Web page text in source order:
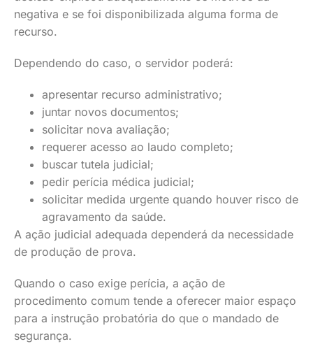
negativa e se foi disponibilizada alguma forma de
recurso.
Dependendo do caso, o servidor poderá:
apresentar recurso administrativo;
juntar novos documentos;
solicitar nova avaliação;
requerer acesso ao laudo completo;
buscar tutela judicial;
pedir perícia médica judicial;
solicitar medida urgente quando houver risco de
agravamento da saúde.
A ação judicial adequada dependerá da necessidade
de produção de prova.
Quando o caso exige perícia, a ação de
procedimento comum tende a oferecer maior espaço
para a instrução probatória do que o mandado de
segurança.